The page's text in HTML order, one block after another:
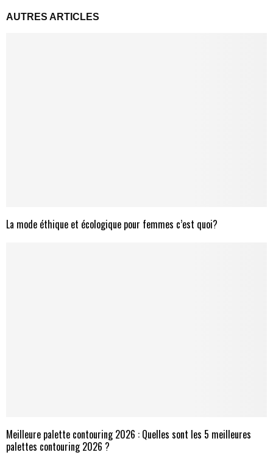
AUTRES ARTICLES
La mode éthique et écologique pour femmes c’est quoi?
Meilleure palette contouring 2026 : Quelles sont les 5 meilleures
palettes contouring 2026 ?